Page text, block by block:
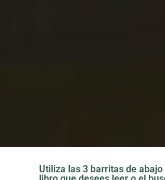
Utiliza las 3 barritas de abajo